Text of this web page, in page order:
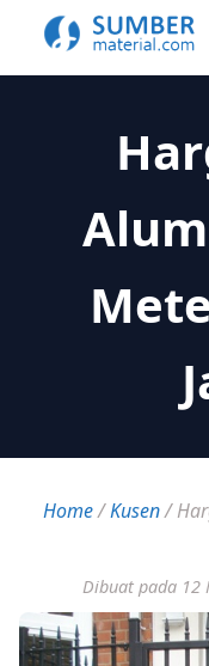
Home/Kusen/
Dibuat pada 12